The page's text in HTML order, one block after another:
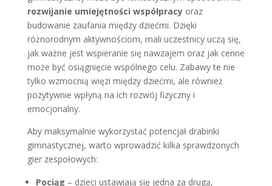
rozwijanie umiejętności współpracyoraz
budowanie zaufania między dziećmi. Dzięki
różnorodnym aktywnościom, mali uczestnicy uczą się,
jak ważne jest wspieranie się nawzajem oraz jak cenne
może być osiągnięcie wspólnego celu. Zabawy te nie
tylko wzmocnią więzi między dziećmi, ale również
pozytywnie wpłyną na ich rozwój fizyczny i
emocjonalny.
Aby maksymalnie wykorzystać potencjał drabinki
gimnastycznej, warto wprowadzić kilka sprawdzonych
gier zespołowych:
Pociąg – dzieci ustawiają się jedna za drugą,